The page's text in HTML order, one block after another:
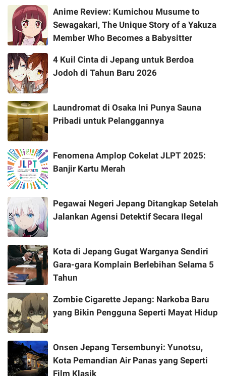
Anime Review: Kumichou Musume to
Sewagakari, The Unique Story of a Yakuza
Member Who Becomes a Babysitter
4 Kuil Cinta di Jepang untuk Berdoa
Jodoh di Tahun Baru 2026
Laundromat di Osaka Ini Punya Sauna
Pribadi untuk Pelanggannya
Fenomena Amplop Cokelat JLPT 2025:
Banjir Kartu Merah
Pegawai Negeri Jepang Ditangkap Setelah
Jalankan Agensi Detektif Secara Ilegal
Kota di Jepang Gugat Warganya Sendiri
Gara-gara Komplain Berlebihan Selama 5
Tahun
Zombie Cigarette Jepang: Narkoba Baru
yang Bikin Pengguna Seperti Mayat Hidup
Onsen Jepang Tersembunyi: Yunotsu,
Kota Pemandian Air Panas yang Seperti
Film Klasik